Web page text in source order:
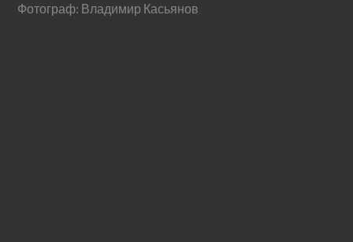
Фотограф: Владимир Касьянов